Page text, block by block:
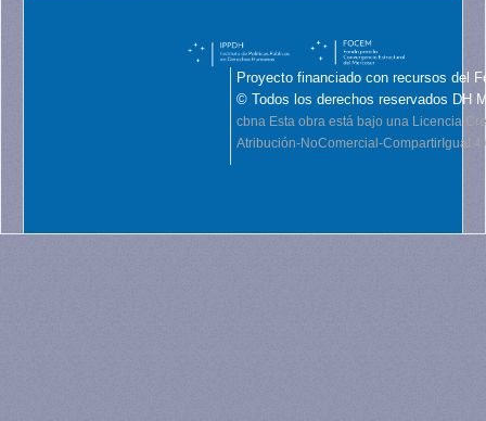
Proyecto financiado con recursos del
© Todos los derechos reservados DH
cbna Esta obra está bajo una Licencia
Atribución-NoComercial-CompartirIgual